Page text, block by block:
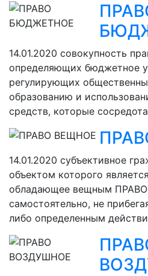
14.01.2020 совокупность
определяющих бюджетное
регулирующих
образованию и
средств, которые
14.01.2020 субъективное
объектом которого
обладающее вещным
самостоятельно, не
либо определенным